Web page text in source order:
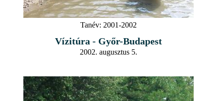
Tanév: 2001-2002
Vízitúra - Győr-Budapest
2002. augusztus 5.